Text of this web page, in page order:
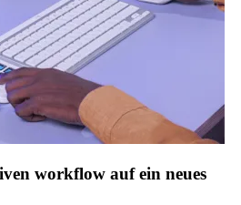
workflow auf ein neues